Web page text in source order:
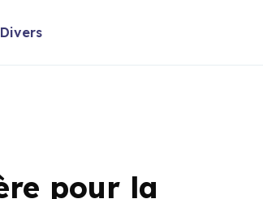
Divers
pour la